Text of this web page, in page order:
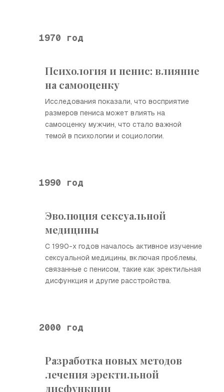
1970 год
Психология и пенис: влияние
на самооценку
Исследования показали, что восприятие
размеров пениса может влиять на
самооценку мужчин, что стало важной
темой в психологии и социологии.
1990 год
Эволюция сексуальной
медицины
С 1990-х годов началось активное изучение
сексуальной медицины, включая проблемы,
связанные с пенисом, такие как эректильная
дисфункция и другие расстройства.
2000 год
Разработка новых методов
лечения эректильной
дисфункции